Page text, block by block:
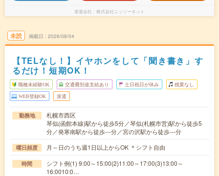
派遣会社 株式会社ニッソーネット
未読 掲載日 2026/08/04
【TELなし！】イヤホンをして「聞き書き」す
るだけ！短期OK！
職種未経験OK 交通費別途支給あり 土日祝日が休み 残業なし
WEB登録OK 派遣
勤務地
札幌市西区
琴似(函館本線)駅から徒歩5分／琴似(札幌市営)駅から徒歩5
分／発寒南駅から徒歩---分／宮の沢駅から徒歩---分
曜日頻度 月～日のうち週1日以上からOK ＊シフト自由
時間
シフト例(1) 9:00～15:00(2)11:00～17:00(3)13:00～
16:0010:0…